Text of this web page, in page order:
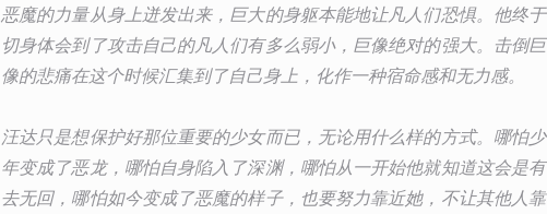
恶魔的力量从身上迸发出来，巨大的身躯本能地让凡人们恐惧。他终于
切身体会到了攻击自己的凡人们有多么弱小，巨像绝对的强大。击倒巨
像的悲痛在这个时候汇集到了自己身上，化作一种宿命感和无力感。
汪达只是想保护好那位重要的少女而已，无论用什么样的方式。哪怕少
年变成了恶龙，哪怕自身陷入了深渊，哪怕从一开始他就知道这会是有
去无回，哪怕如今变成了恶魔的样子，也要努力靠近她，不让其他人靠